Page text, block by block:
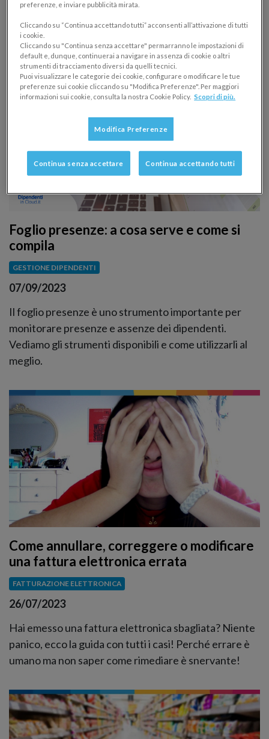
La guida completa per gestire il magazzino con
Easyfatt: carico e scarico, scorte, movimentazioni e
giacenze.
Foglio presenze: a cosa serve e come si
compila
GESTIONE DIPENDENTI
07/09/2023
Il foglio presenze è uno strumento importante per
monitorare presenze e assenze dei dipendenti.
Vediamo gli strumenti disponibili e come utilizzarli al
meglio.
Come annullare, correggere o modificare
una fattura elettronica errata
FATTURAZIONE ELETTRONICA
26/07/2023
Hai emesso una fattura elettronica sbagliata? Niente
panico, ecco la guida con tutti i casi! Perché errare è
umano ma non saper come rimediare è snervante!
preferenze, e inviare pubblicità mirata.
Cliccando su “Continua accettando tutti” acconsenti all’attivazione di tutti
i cookie.
Cliccando su "Continua senza accettare" permarranno le impostazioni di
default e, dunque, continuerai a navigare in assenza di cookie o altri
strumenti di tracciamento diversi da quelli tecnici.
Puoi visualizzare le categorie dei cookie, configurare o modificare le tue
preferenze sui cookie cliccando su "Modifica Preferenze". Per maggiori
informazioni sui cookie, consulta la nostra Cookie Policy. Scopri di più.
Modifica Preferenze
Continua senza accettare Continua accettando tutti